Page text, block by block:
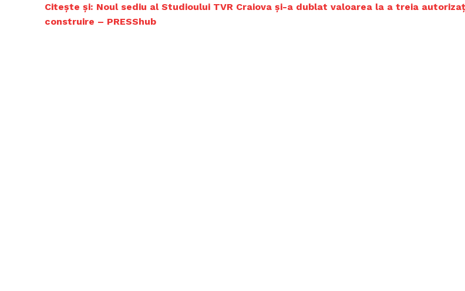
Citește și: Noul sediu al Studioului TVR Craiova și-a dublat valoarea la a treia
construire – PRESShub